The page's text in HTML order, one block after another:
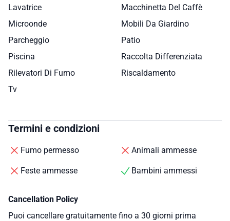
Lavatrice
Macchinetta Del Caffè
Microonde
Mobili Da Giardino
Parcheggio
Patio
Piscina
Raccolta Differenziata
Rilevatori Di Fumo
Riscaldamento
Tv
Termini e condizioni
Fumo permesso Animali ammesse
Feste ammesse Bambini ammessi
Cancellation Policy
Puoi cancellare gratuitamente fino a 30 giorni prima